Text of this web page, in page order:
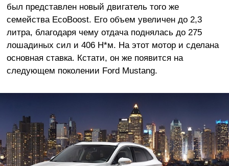
был представлен новый двигатель того же
семейства EcoBoost. Его объем увеличен до 2,3
литра, благодаря чему отдача поднялась до 275
лошадиных сил и 406 Н*м. На этот мотор и сделана
основная ставка. Кстати, он же появится на
следующем поколении Ford Mustang.